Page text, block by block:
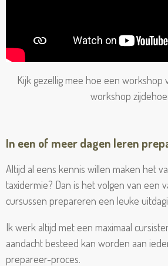
Kijk gezellig mee hoe een workshop
workshop
In een of meer dagen leren
Altijd al eens kennis willen maken het
taxidermie? Dan is het volgen van een
cursussen prepareren een leuke
Ik werk altijd met een maximaal
aandacht besteed kan worden aan
prepareer-proces.